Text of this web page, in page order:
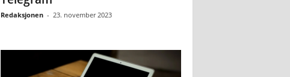
Redaksjonen - 23. november 2023